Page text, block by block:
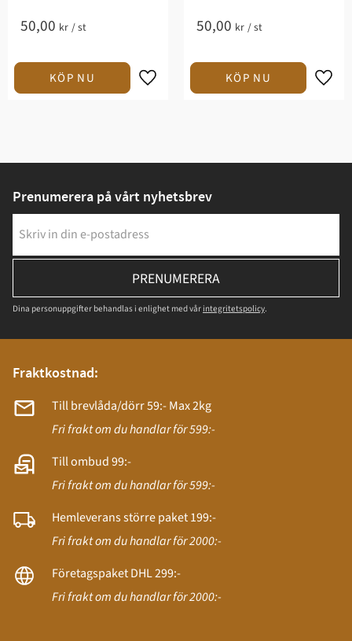
50,00 kr /st 50,00 kr /st
Prenumerera på vårt nyhetsbrev
PRENUMERERA
Dina personuppgifter behandlas i enlighet med vår integritetspolicy.
Fraktkostnad:
Till brevlåda/dörr 59:- Max 2kg
Fri frakt om du handlar för 599:-
Till ombud 99:-
Fri frakt om du handlar för 599:-
Hemleverans större paket 199:-
Fri frakt om du handlar för 2000:-
Företagspaket DHL 299:-
Fri frakt om du handlar för 2000:-